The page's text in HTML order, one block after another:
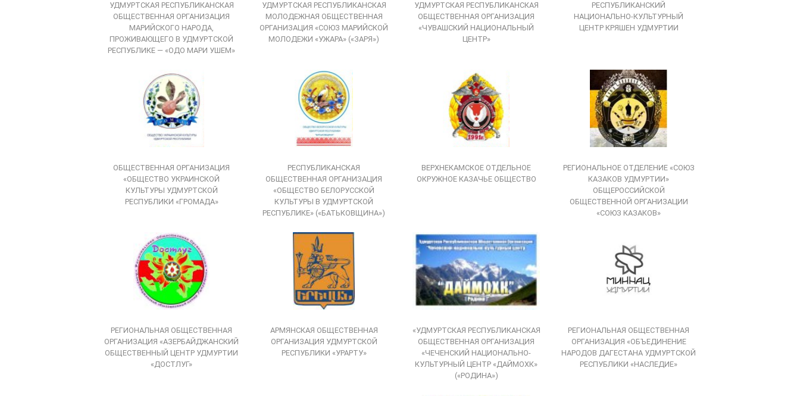
УДМУРТСКАЯ РЕСПУБЛИКАНСКАЯ
ОБЩЕСТВЕННАЯ ОРГАНИЗАЦИЯ
МАРИЙСКОГО НАРОДА,
ПРОЖИВАЮЩЕГО В УДМУРТСКОЙ
РЕСПУБЛИКЕ — «ОДО МАРИ УШЕМ»
УДМУРТСКАЯ РЕСПУБЛИКАНСКАЯ
МОЛОДЕЖНАЯ ОБЩЕСТВЕННАЯ
ОРГАНИЗАЦИЯ «СОЮЗ МАРИЙСКОЙ
МОЛОДЕЖИ «УЖАРА» («ЗАРЯ»)
УДМУРТСКАЯ РЕСПУБЛИКАНСКАЯ
ОБЩЕСТВЕННАЯ ОРГАНИЗАЦИЯ
«ЧУВАШСКИЙ НАЦИОНАЛЬНЫЙ
ЦЕНТР»
РЕСПУБЛИКАНСКИЙ
НАЦИОНАЛЬНО-КУЛЬТУРНЫЙ
ЦЕНТР КРЯШЕН УДМУРТИИ
ОБЩЕСТВЕННАЯ ОРГАНИЗАЦИЯ
«ОБЩЕСТВО УКРАИНСКОЙ
КУЛЬТУРЫ УДМУРТСКОЙ
РЕСПУБЛИКИ «ГРОМАДА»
РЕСПУБЛИКАНСКАЯ
ОБЩЕСТВЕННАЯ ОРГАНИЗАЦИЯ
«ОБЩЕСТВО БЕЛОРУССКОЙ
КУЛЬТУРЫ В УДМУРТСКОЙ
РЕСПУБЛИКЕ» («БАТЬКОВЩИНА»)
ВЕРХНЕКАМСКОЕ ОТДЕЛЬНОЕ
ОКРУЖНОЕ КАЗАЧЬЕ ОБЩЕСТВО
РЕГИОНАЛЬНОЕ ОТДЕЛЕНИЕ «СОЮЗ
КАЗАКОВ УДМУРТИИ»
ОБЩЕРОССИЙСКОЙ
ОБЩЕСТВЕННОЙ ОРГАНИЗАЦИИ
«СОЮЗ КАЗАКОВ»
РЕГИОНАЛЬНАЯ ОБЩЕСТВЕННАЯ
ОРГАНИЗАЦИЯ «АЗЕРБАЙДЖАНСКИЙ
ОБЩЕСТВЕННЫЙ ЦЕНТР УДМУРТИИ
«ДОСТЛУГ»
АРМЯНСКАЯ ОБЩЕСТВЕННАЯ
ОРГАНИЗАЦИЯ УДМУРТСКОЙ
РЕСПУБЛИКИ «УРАРТУ»
«УДМУРТСКАЯ РЕСПУБЛИКАНСКАЯ
ОБЩЕСТВЕННАЯ ОРГАНИЗАЦИЯ
«ЧЕЧЕНСКИЙ НАЦИОНАЛЬНО-
КУЛЬТУРНЫЙ ЦЕНТР «ДАЙМОХК»
(«РОДИНА»)
РЕГИОНАЛЬНАЯ ОБЩЕСТВЕННАЯ
ОРГАНИЗАЦИЯ «ОБЪЕДИНЕНИЕ
НАРОДОВ ДАГЕСТАНА УДМУРТСКОЙ
РЕСПУБЛИКИ «НАСЛЕДИЕ»